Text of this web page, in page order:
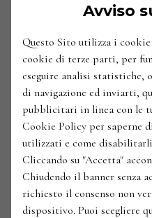
ANNATE:2021
et de La
Valle
Ermes Pavese
Italia / Valle
Salle
ANNATE 2016
'Abissi
Tigullio
Classico
Bisson
Avviso
Questo Sito utilizza i
cookie di terze parti, per
eseguire analisi statistiche,
di navigazione ed inviarti,
pubblicitari in linea con le
Cookie Policy per saperne
utilizzati e come disabilitarli
Cliccando su "Accetta"
Chiudendo il banner senza
richiesto il consenso non
dispositivo. Puoi scegliere